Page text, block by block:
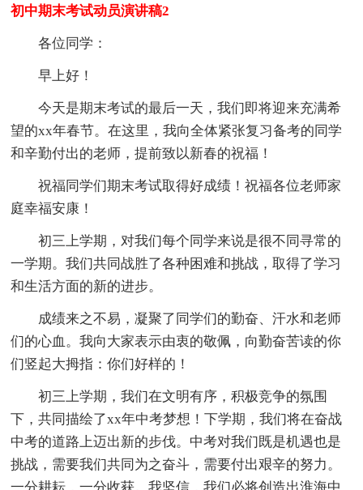
初中期末考试动员演讲稿2
各位同学：
早上好！
今天是期末考试的最后一天，我们即将迎来充满希
望的xx年春节。在这里，我向全体紧张复习备考的同学
和辛勤付出的老师，提前致以新春的祝福！
祝福同学们期末考试取得好成绩！祝福各位老师家
庭幸福安康！
初三上学期，对我们每个同学来说是很不同寻常的
一学期。我们共同战胜了各种困难和挑战，取得了学习
和生活方面的新的进步。
成绩来之不易，凝聚了同学们的勤奋、汗水和老师
们的心血。我向大家表示由衷的敬佩，向勤奋苦读的你
们竖起大拇指：你们好样的！
初三上学期，我们在文明有序，积极竞争的氛围
下，共同描绘了xx年中考梦想！下学期，我们将在奋战
中考的道路上迈出新的步伐。中考对我们既是机遇也是
挑战，需要我们共同为之奋斗，需要付出艰辛的努力。